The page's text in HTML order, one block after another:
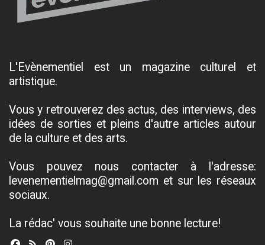
L'Evènementiel est un magazine culturel et
artistique.
Vous y retrouverez des actus, des interviews, des
idées de sorties et pleins d'autre articles autour
de la culture et des arts.
Vous pouvez nous contacter à l'adresse:
levenementielmag@gmail.com et sur les réseaux
sociaux.
La rédac' vous souhaite une bonne lecture!